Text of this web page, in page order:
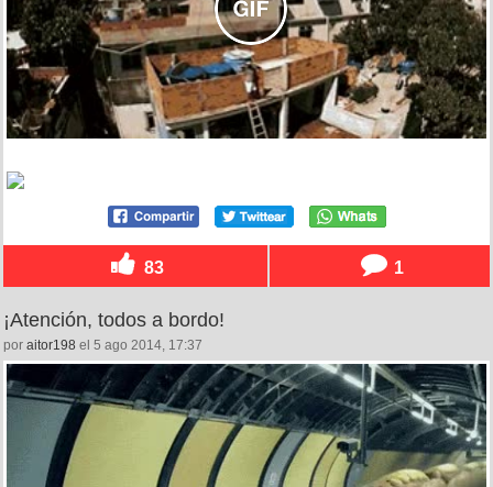
83 1
¡Atención, todos a bordo!
por aitor198 el 5 ago 2014, 17:37